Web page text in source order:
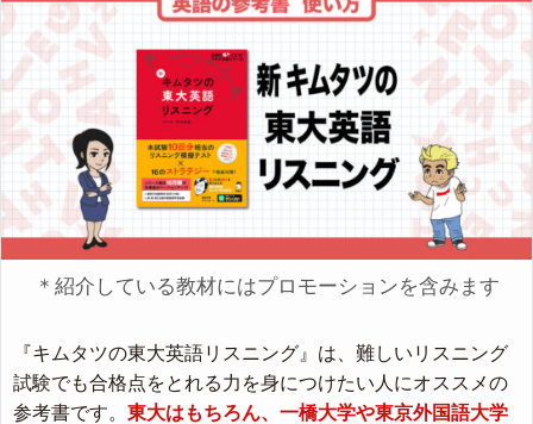
＊紹介している教材にはプロモーションを含みます
『キムタツの東大英語リスニング』は、難しいリスニング
試験でも合格点をとれる力を身につけたい人にオススメの
参考書です。 東大はもちろん、一橋大学や東京外国語大学